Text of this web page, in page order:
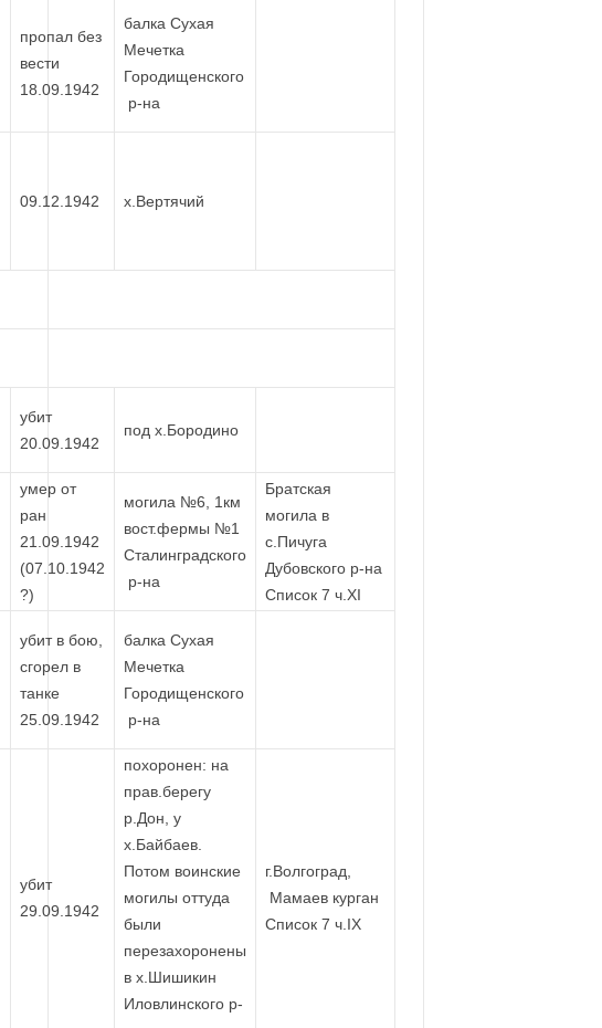
пропал без
вести
18.09.1942
балка Сухая
Мечетка
Городищенского
р-на
09.12.1942 х.Вертячий
убит
20.09.1942
под х.Бородино
умер от
ран
21.09.1942
(07.10.1942
?)
могила №6, 1км
вост.фермы №1
Сталинградского
р-на
Братская
могила в
с.Пичуга
Дубовского р-на
Список 7 ч.XI
убит в бою,
сгорел в
танке
25.09.1942
балка Сухая
Мечетка
Городищенского
р-на
убит
29.09.1942
похоронен: на
прав.берегу
р.Дон, у
х.Байбаев.
Потом воинские
могилы оттуда
были
перезахоронены
в х.Шишикин
Иловлинского р-
г.Волгоград,
Мамаев курган
Список 7 ч.IX